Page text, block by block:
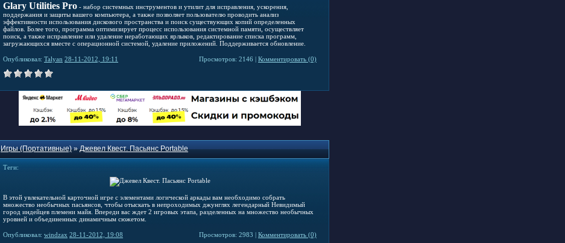
Glary Utilities Pro - набор системных инструментов и утилит для исправления, ускорения,
поддержания и защиты вашего компьютера, а также позволяет пользователю проводить анализ
эффективности использования дискового пространства и поиск существующих копий определенных
файлов. Более того, программа оптимизирует процесс использования системной памяти, осуществляет
поиск, а также исправление или удаление неработающих ярлыков, редактирование списка программ,
загружающихся вместе с операционной системой, удаление приложений. Поддерживается обновление.
Опубликовал: Talyan 28-11-2012, 19:11 Просмотров: 2146 | Комментировать (0)
Игры (Портативные)»Джевел Квест. Пасьянс Portable
Теги:
В этой увлекательной карточной игре с элементами логической аркады вам необходимо собрать
множество необычных пасьянсов, чтобы отыскать в непроходимых джунглях легендарный Невидимый
город индейцев племени майя. Впереди вас ждет 2 игровых этапа, разделенных на множество необычных
уровней и объединенных динамичным сюжетом.
Опубликовал: windzax 28-11-2012, 19:08 Просмотров: 2983 | Комментировать (0)